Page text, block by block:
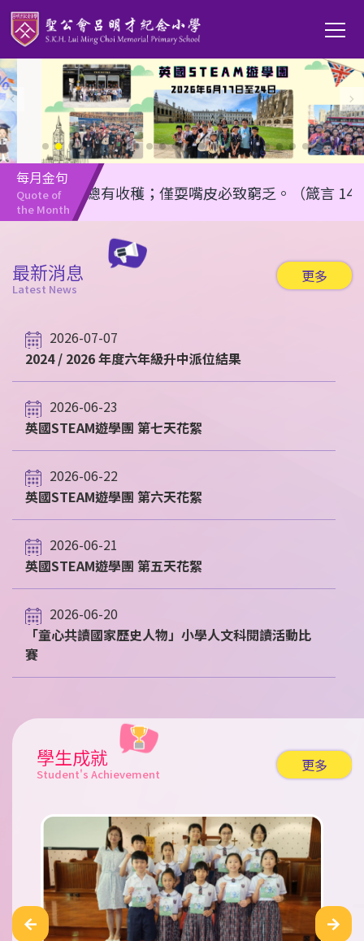
移至主內容
Main
每月金句
Quote of
the Month
何勤勞總有收穫；僅耍嘴皮必致窮乏。（箴言 14:23）
最新消息
Latest News
更多
2026-07-07
2024 / 2026 年度六年級升中派位結果
2026-06-23
英國STEAM遊學團 第七天花絮
2026-06-22
英國STEAM遊學團 第六天花絮
2026-06-21
英國STEAM遊學團 第五天花絮
2026-06-20
「童心共讀國家歷史人物」小學人文科閱讀活動比
賽
學生成就
Student's Achievement 更多